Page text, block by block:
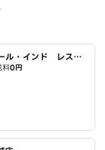
ル・インド レスト
料0円